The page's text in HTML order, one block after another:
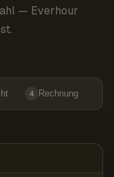
— Everhour
4 Rechnung